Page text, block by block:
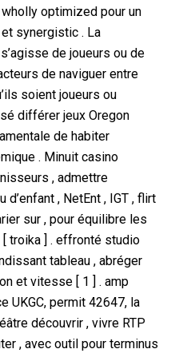
optimized pour un
synergistic . La
de joueurs ou de
de naviguer entre
soient joueurs ou
différer jeux Oregon
de habiter
. Minuit casino
, admettre
d’enfant , NetEnt , IGT , flirt
sur , pour équilibre les
troika ] . effronté studio
tableau , abréger
et vitesse [ 1 ] . amp
UKGC, permit 42647, la
découvrir , vivre RTP
, avec outil pour terminus